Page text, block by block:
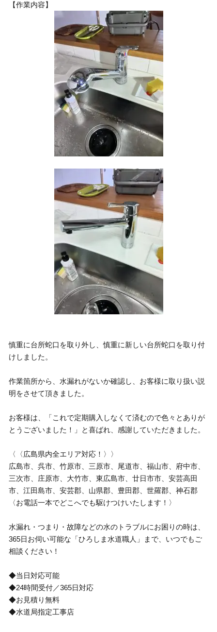
【作業内容】
慎重に台所蛇口を取り外し、慎重に新しい台所蛇口を取り付
けしました。
作業箇所から、水漏れがないか確認し、お客様に取り扱い説
明をさせて頂きました。
お客様は、「これで定期購入しなくて済むので色々とありが
とうございました！」と喜ばれ、感謝していただきました。
〈〈広島県内全エリア対応！〉〉
広島市、呉市、竹原市、三原市、尾道市、福山市、府中市、
三次市、庄原市、大竹市、東広島市、廿日市市、安芸高田
市、江田島市、安芸郡、山県郡、豊田郡、世羅郡、神石郡
〈お電話一本でどこへでも駆けつけいたします！〉
水漏れ・つまり・故障などの水のトラブルにお困りの時は、
365日お伺い可能な「ひろしま水道職人」まで、いつでもご
相談ください！
◆当日対応可能
◆24時間受付／365日対応
◆お見積り無料
◆水道局指定工事店